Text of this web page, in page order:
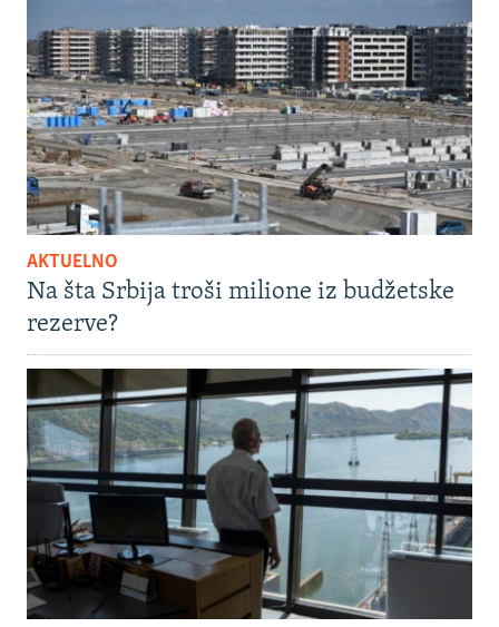
AKTUELNO
Na šta Srbija troši milione iz budžetske
rezerve?